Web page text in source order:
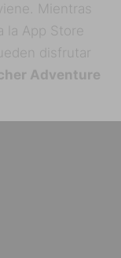
Mientras
la App Store
disfrutar
Adventure